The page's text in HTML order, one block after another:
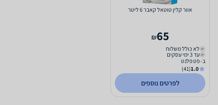
אוור קלין טוטאל קאבר 6 ליטר
65
₪
לא כולל משלוח
עד 3 ימי עסקים
ב- פט פלנט
1.0
(41)
לפרטים נוספים